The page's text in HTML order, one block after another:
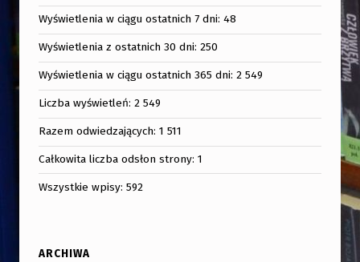
Wyświetlenia w ciągu ostatnich 7 dni:48
Wyświetlenia z ostatnich 30 dni:250
Wyświetlenia w ciągu ostatnich 365 dni:2 549
Liczba wyświetleń:2 549
Razem odwiedzających:1 511
Całkowita liczba odsłon strony:1
Wszystkie wpisy:592
ARCHIWA